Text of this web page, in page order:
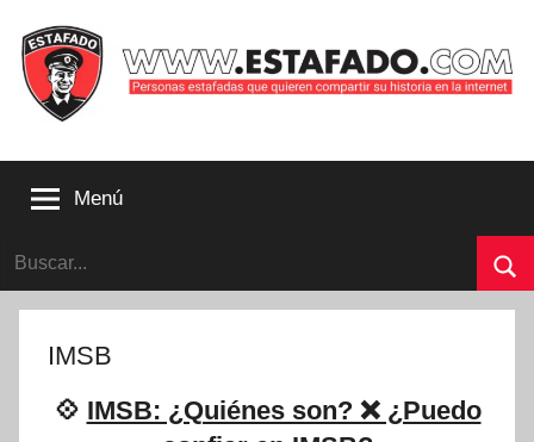
contenido
que
compartir
su
internet
Menú
Buscar:
IMSB
💠 IMSB: ¿Quiénes son? ❌ ¿Puedo